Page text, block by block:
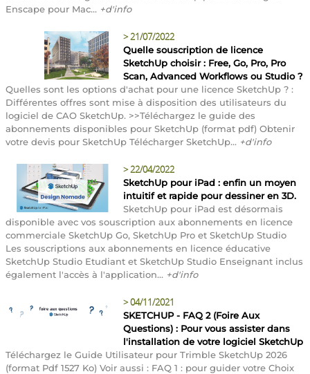
Enscape pour Mac... +d'info
>21/07/2022
Quelle souscription de licence
SketchUp choisir : Free, Go, Pro, Pro
Scan, Advanced Workflows ou Studio ?
Quelles sont les options d'achat pour une licence SketchUp ? :
Différentes offres sont mise à disposition des utilisateurs du
logiciel de CAO SketchUp. >>Téléchargez le guide des
abonnements disponibles pour SketchUp (format pdf) Obtenir
votre devis pour SketchUp Télécharger SketchUp... +d'info
>22/04/2022
SketchUp pour iPad : enfin un moyen
intuitif et rapide pour dessiner en 3D.
SketchUp pour iPad est désormais
disponible avec vos souscription aux abonnements en licence
commerciale SketchUp Go, SketchUp Pro et SketchUp Studio
Les souscriptions aux abonnements en licence éducative
SketchUp Studio Etudiant et SketchUp Studio Enseignant inclus
également l'accès à l'application... +d'info
>04/11/2021
SKETCHUP - FAQ 2 (Foire Aux
Questions) : Pour vous assister dans
l'installation de votre logiciel SketchUp
Téléchargez le Guide Utilisateur pour Trimble SketchUp 2026
(format Pdf 1527 Ko) Voir aussi : FAQ 1 : pour guider votre Choix